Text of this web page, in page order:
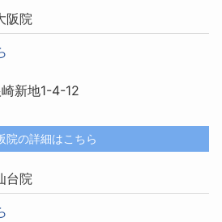
阪院
新地1-4-12
院の詳細はこちら
台院